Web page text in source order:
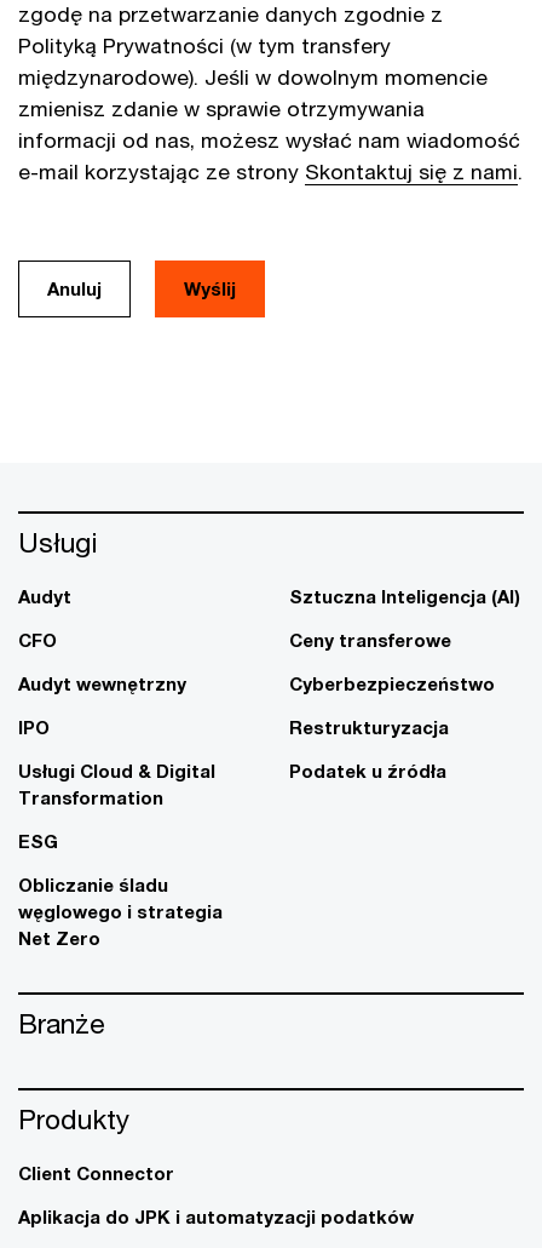
zgodę na przetwarzanie danych zgodnie z
Polityką Prywatności (w tym transfery
międzynarodowe). Jeśli w dowolnym momencie
zmienisz zdanie w sprawie otrzymywania
informacji od nas, możesz wysłać nam wiadomość
e-mail korzystając ze strony Skontaktuj się z nami.
Anuluj
Usługi
Audyt
CFO
Audyt wewnętrzny
IPO
Usługi Cloud & Digital
Transformation
ESG
Obliczanie śladu
węglowego i strategia
Net Zero
Sztuczna Inteligencja (AI)
Ceny transferowe
Cyberbezpieczeństwo
Restrukturyzacja
Podatek u źródła
Branże
Produkty
Client Connector
Aplikacja do JPK i automatyzacji podatków